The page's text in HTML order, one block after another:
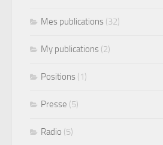
Mes publications (32)
My publications (2)
Positions (1)
Presse (5)
Radio (5)